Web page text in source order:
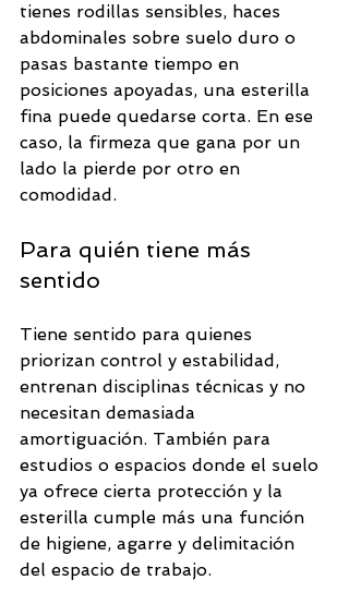
tienes rodillas sensibles, haces
abdominales sobre suelo duro o
pasas bastante tiempo en
posiciones apoyadas, una esterilla
fina puede quedarse corta. En ese
caso, la firmeza que gana por un
lado la pierde por otro en
comodidad.
Para quién tiene más
sentido
Tiene sentido para quienes
priorizan control y estabilidad,
entrenan disciplinas técnicas y no
necesitan demasiada
amortiguación. También para
estudios o espacios donde el suelo
ya ofrece cierta protección y la
esterilla cumple más una función
de higiene, agarre y delimitación
del espacio de trabajo.